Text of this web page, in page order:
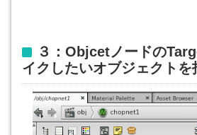
３：Objcetノードの
イクしたいオブジェクトを